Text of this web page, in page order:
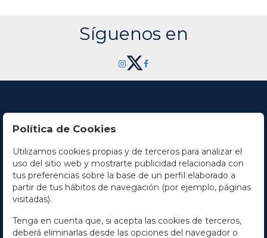
Síguenos en
Contacto
Horario
La empresa
Términos y condiciones
Política de Cookies
Utilizamos cookies propias y de terceros para analizar el
uso del sitio web y mostrarte publicidad relacionada con
tus preferencias sobre la base de un perfil elaborado a
partir de tus hábitos de navegación (por ejemplo, páginas
visitadas).
Tenga en cuenta que, si acepta las cookies de terceros,
deberá eliminarlas desde las opciones del navegador o